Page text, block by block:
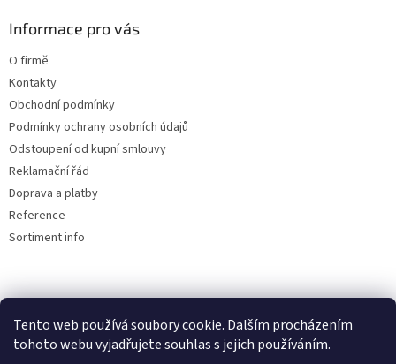
Tento web používá soubory cookie. Dalším procházením
tohoto webu vyjadřujete souhlas s jejich používáním.
🏖️ DOVOLENÁ 6.8.2026 —
Informace pro vás
O firmě
Kontakty
Obchodní podmínky
Podmínky ochrany osobních údajů
Odstoupení od kupní smlouvy
Reklamační řád
Doprava a platby
Reference
Sortiment info